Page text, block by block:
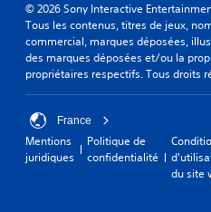
© 2026 Sony Interactive
Tous les contenus, titres de jeux,
commercial, marques déposées,
des marques déposées et/ou la
propriétaires respectifs. Tous droits
France
Mentions
juridiques
Politique de
confidentialité
du site